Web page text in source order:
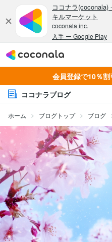
会員登録で10％割
ココナラブログ
ホーム ブログトップ ブログ